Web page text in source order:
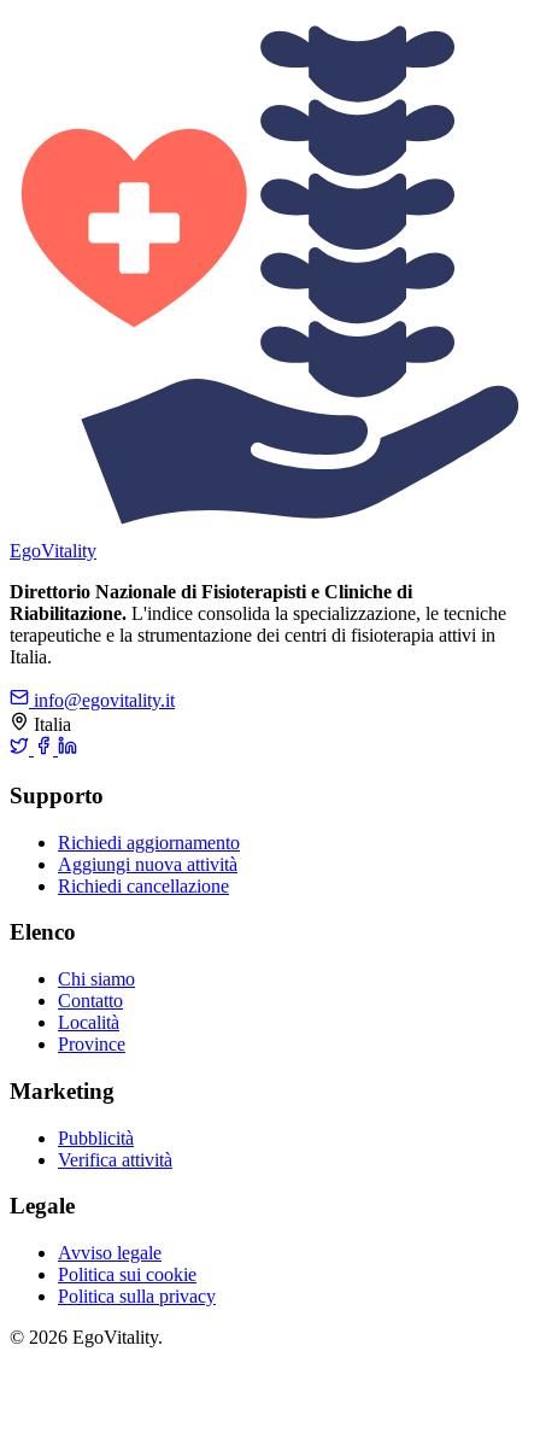
EgoVitality
Direttorio Nazionale di Fisioterapisti e Cliniche di
Riabilitazione. L'indice consolida la specializzazione, le tecniche
terapeutiche e la strumentazione dei centri di fisioterapia attivi in
Italia.
info@egovitality.it
Italia
Supporto
Richiedi aggiornamento
Aggiungi nuova attività
Richiedi cancellazione
Elenco
Chi siamo
Contatto
Località
Province
Marketing
Pubblicità
Verifica attività
Legale
Avviso legale
Politica sui cookie
Politica sulla privacy
© 2026 EgoVitality.